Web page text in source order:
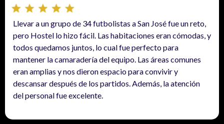
Llevar a un grupo de 34 futbolistas a San José fue un reto,
pero Hostel lo hizo fácil. Las habitaciones eran cómodas, y
todos quedamos juntos, lo cual fue perfecto para
mantener la camaradería del equipo. Las áreas comunes
eran amplias y nos dieron espacio para convivir y
descansar después de los partidos. Además, la atención
del personal fue excelente.